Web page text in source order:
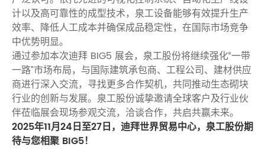
计以及高可靠性的成型技术，泉工设备能够有效提升生产
效率、降低人工成本并确保成品稳定性，在国际市场竞争
中优势明显。
通过参加本次迪拜 BIG5 展会，泉工股份将继续强化“一带
一路”市场布局，与国际建筑承包商、工程公司、建材供应
商进行深入交流，寻找更多合作契机，共同推动生态砌块
行业的创新与发展。泉工股份诚挚邀请全球客户及行业伙
伴莅临展会现场参观交流，洽谈合作，共启共赢未来。
2025年11月24日至27日，迪拜世界贸易中心，泉工股份期
待与您相聚 BIG5！